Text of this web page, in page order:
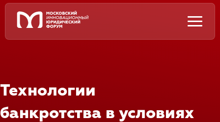
Технологии
банкротства в условиях